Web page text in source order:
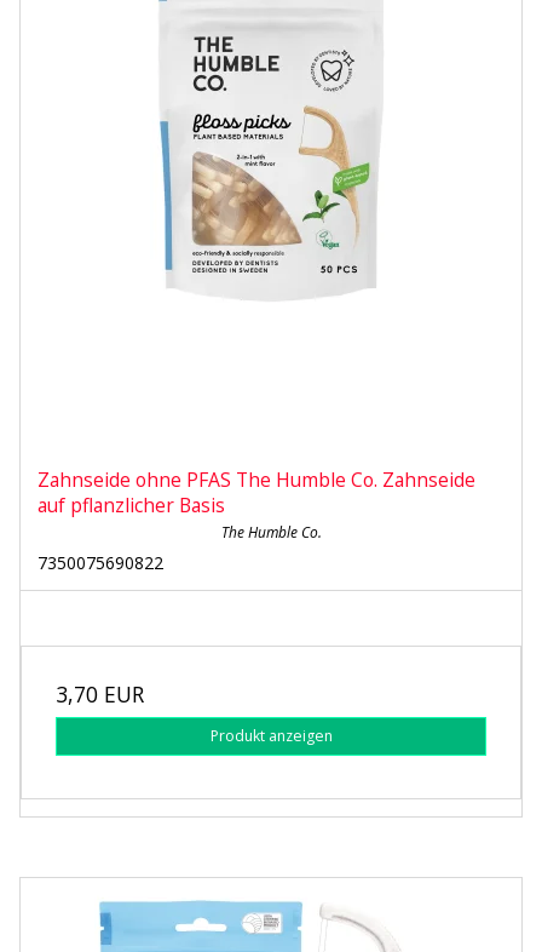
Zahnseide ohne PFAS The Humble Co. Zahnseide
auf pflanzlicher Basis
The Humble Co.
7350075690822
3,70 EUR
Produkt anzeigen